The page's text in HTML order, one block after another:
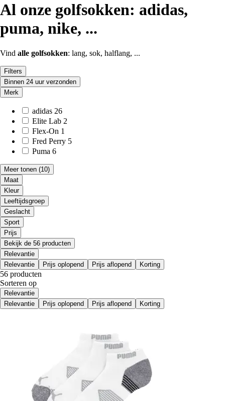
Al onze golfsokken: adidas,
puma, nike, ...
Vind alle golfsokken: lang, sok, halflang, ...
Filters
Binnen 24 uur verzonden
Merk
adidas 26
Elite Lab 2
Flex-On 1
Fred Perry 5
Puma 6
Meer tonen (10)
Maat
Kleur
Leeftijdsgroep
Geslacht
Sport
Prijs
Bekijk de 56 producten
Relevantie
Relevantie
Prijs oplopend Prijs aflopend Korting
56 producten
Sorteren op
Relevantie
Relevantie
Prijs oplopend Prijs aflopend Korting